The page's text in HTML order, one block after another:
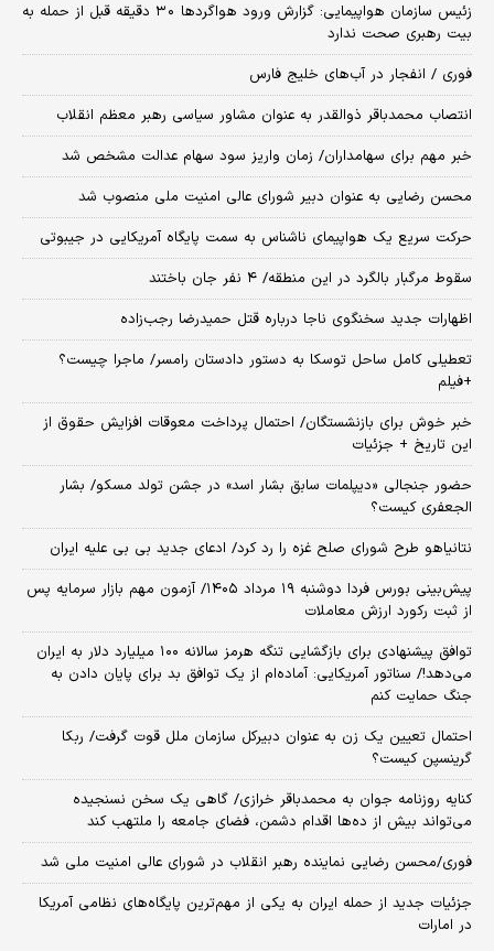
زئیس سازمان هواپیمایی: گزارش ورود هواگردها ٣٠ دقیقه قبل از حمله به
بیت رهبری صحت ندارد
فوری / انفجار در آب‌های خلیج فارس
انتصاب محمدباقر ذوالقدر به عنوان مشاور سیاسی رهبر معظم انقلاب
خبر مهم برای سهامداران/ زمان واریز سود سهام عدالت مشخص شد
محسن رضایی به عنوان دبیر شورای عالی امنیت ملی منصوب شد
حرکت سریع یک هواپیمای ناشناس به سمت پایگاه آمریکایی در جیبوتی
سقوط مرگبار بالگرد در این منطقه/ ۴ نفر جان باختند
اظهارات جدید سخنگوی ناجا درباره قتل حمیدرضا رجب‌زاده
تعطیلی کامل ساحل توسکا به دستور دادستان رامسر/ ماجرا چیست؟
+فیلم
خبر خوش برای بازنشستگان/ احتمال پرداخت معوقات افزایش حقوق از
این تاریخ + جزئیات
حضور جنجالی «دیپلمات سابق بشار اسد» در جشن تولد مسکو/ بشار
الجعفری کیست؟
نتانیاهو طرح شورای صلح غزه را رد کرد/ ادعای جدید بی بی علیه ایران
​پیش‌بینی بورس فردا دوشنبه ۱۹ مرداد ۱۴۰۵/ آزمون مهم بازار سرمایه پس
از ثبت رکورد ارزش معاملات
توافق پیشنهادی برای بازگشایی تنگه هرمز سالانه ۱۰۰ میلیارد دلار به ایران
می‌دهد!/ سناتور آمریکایی: آماده‌ام از یک توافق بد برای پایان دادن به
جنگ حمایت کنم
احتمال تعیین یک زن به عنوان دبیرکل سازمان ملل قوت گرفت/ ربکا
گرینسپن کیست؟
کنایه روزنامه جوان به محمدباقر خرازی/ گاهی یک سخن نسنجیده
می‌تواند بیش از ده‌ها اقدام دشمن، فضای جامعه را ملتهب کند
فوری/محسن رضایی نماینده رهبر انقلاب در شورای عالی امنیت ملی شد
جزئیات جدید از حمله ایران به یکی از مهم‌ترین پایگاه‌های نظامی آمریکا
در امارات